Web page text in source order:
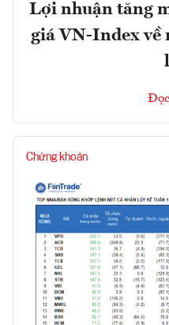
Lợi nhuận tăng
giá VN-Index về
Chứng khoán